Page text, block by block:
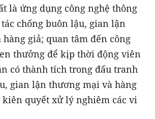
là ứng dụng công nghệ thông
chống buôn lậu, gian lận
giả; quan tâm đến công
thưởng để kịp thời động viên
có thành tích trong đấu tranh
gian lận thương mại và hàng
kiên quyết xử lý nghiêm các vi